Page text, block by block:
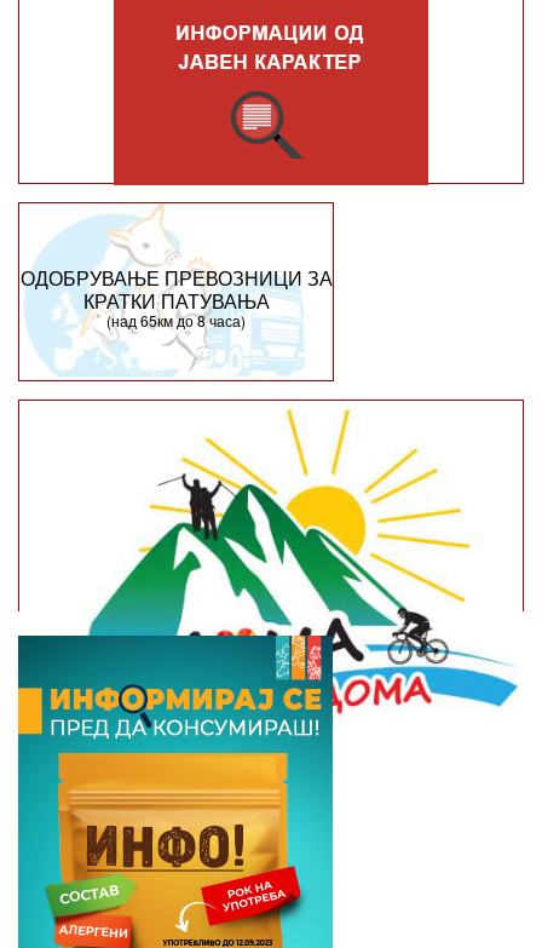
ОДОБРУВАЊЕ ПРЕВОЗНИЦИ ЗА
КРАТКИ ПАТУВАЊА
(над 65км до 8 часа)